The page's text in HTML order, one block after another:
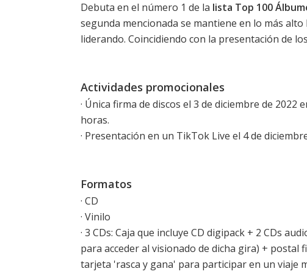
Debuta en el número 1 de la lista Top 100
segunda mencionada se mantiene en lo más
liderando. Coincidiendo con la presentación de
Actividades promocionales
· Única firma de discos el 3 de diciembre de 2022
horas.
· Presentación en un TikTok Live el 4 de
Formatos
· CD
· Vinilo
· 3 CDs: Caja que incluye CD digipack + 2 CDs
para acceder al visionado de dicha gira) + postal
tarjeta 'rasca y gana' para participar en un viaje